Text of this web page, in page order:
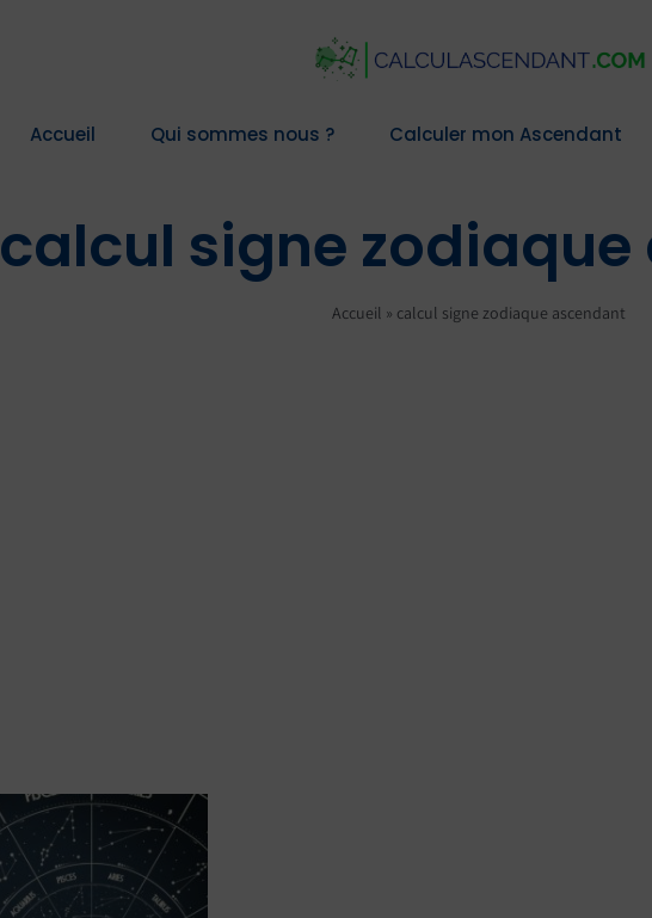
Accueil Qui sommes nous ? Calculer mon Ascendant
calcul signe
Accueil » calcul signe zodiaque ascendant